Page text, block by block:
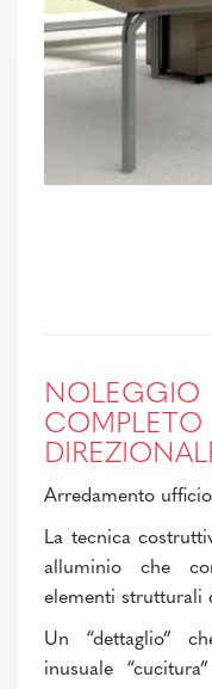
Arredamento
La tecnica
alluminio che
elementi strutturali
Un “dettaglio”
inusuale